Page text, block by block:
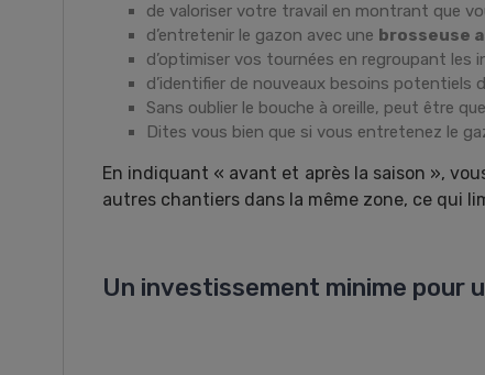
de valoriser votre travail en montrant que
d’entretenir le gazon avec une brosseuse
d’optimiser vos tournées en regroupant les
d’identifier de nouveaux besoins potentiels
Sans oublier le bouche à oreille, peut être
Dites vous bien que si vous entretenez le
En indiquant « avant et après la saison »,
autres chantiers dans la même zone, ce qui
Un investissement minime pour